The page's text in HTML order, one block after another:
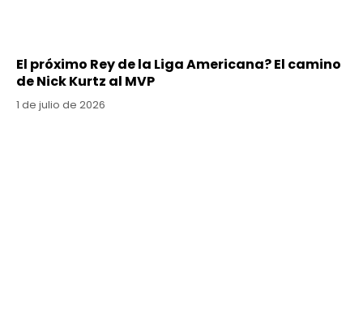
El próximo Rey de la Liga Americana? El camino
de Nick Kurtz al MVP
1 de julio de 2026